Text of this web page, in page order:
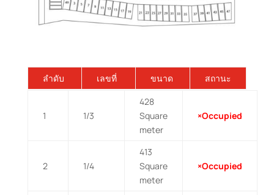
ลำดับ เลขที่ ขนาด สถานะ
1 1/3
428
Square
meter
×Occupied
2 1/4
413
Square
meter
×Occupied